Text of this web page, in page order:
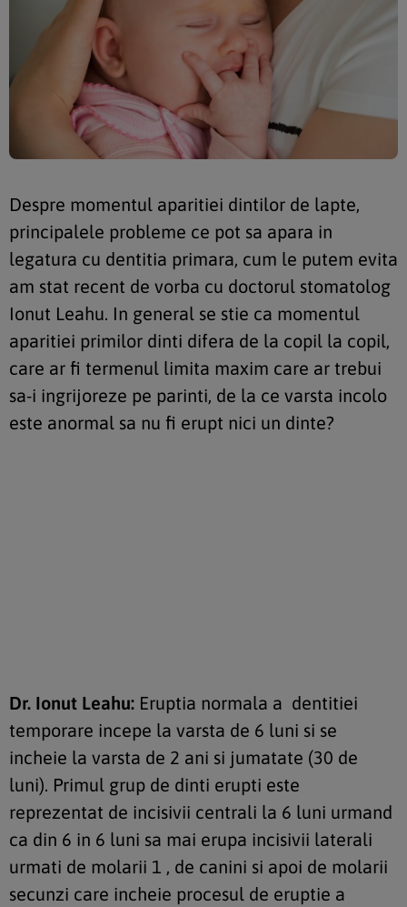
Despre momentul aparitiei dintilor de lapte,
principalele probleme ce pot sa apara in
legatura cu dentitia primara, cum le putem evita
am stat recent de vorba cu doctorul stomatolog
Ionut Leahu. In general se stie ca momentul
aparitiei primilor dinti difera de la copil la copil,
care ar fi termenul limita maxim care ar trebui
sa-i ingrijoreze pe parinti, de la ce varsta incolo
este anormal sa nu fi erupt nici un dinte?
Dr. Ionut Leahu: Eruptia normala a dentitiei
temporare incepe la varsta de 6 luni si se
incheie la varsta de 2 ani si jumatate (30 de
luni). Primul grup de dinti erupti este
reprezentat de incisivii centrali la 6 luni urmand
ca din 6 in 6 luni sa mai erupa incisivii laterali
urmati de molarii 1 , de canini si apoi de molarii
secunzi care incheie procesul de eruptie a